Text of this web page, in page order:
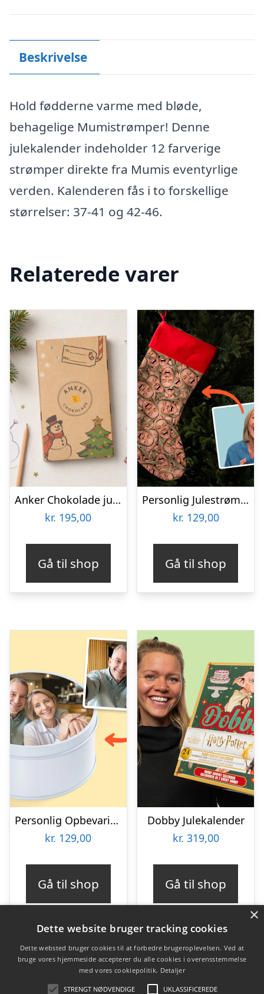
Beskrivelse
Hold fødderne varme med bløde,
behagelige Mumistrømper! Denne
julekalender indeholder 12 farverige
strømper direkte fra Mumis eventyrlige
verden. Kalenderen fås i to forskellige
størrelser: 37-41 og 42-46.
Relaterede varer
Anker Chokolade julekalender til børn
kr. 195,00
Gå til shop
Personlig Julestrømpe med Billede – Multiface
kr. 129,00
Gå til shop
Personlig Opbevaringsboks i Metal med Billede – Rund
kr. 129,00
Gå til shop
Dobby Julekalender
kr. 319,00
Gå til shop
Varekategorier
Produkter
×
Dette website bruger tracking cookies
Dette websted bruger cookies til at forbedre brugeroplevelsen. Ved at
bruge vores hjemmeside accepterer du alle cookies i overensstemmelse
med vores cookiepolitik. Detaljer
STRENGT NØDVENDIGE UKLASSIFICEREDE